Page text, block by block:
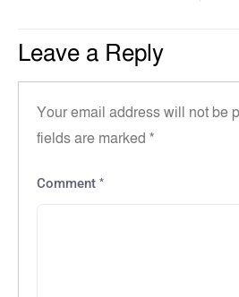
Leave a Reply
Your email address will not be
fields are marked *
Comment *